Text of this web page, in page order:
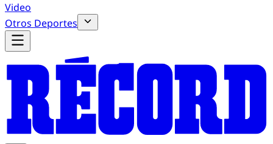
Video
Otros Deportes